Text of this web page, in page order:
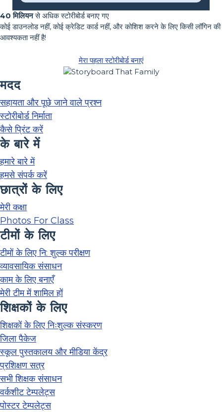
40 मिलियनसे अधिक स्टोरीबोर्ड बनाए गए
कोई डाउनलोड नहीं, कोई क्रेडिट कार्ड नहीं, और कोशिश करने के लिए किसी लॉगिन की
आवश्यकता नहीं है!
मेरा पहला स्टोरीबोर्ड बनाएं
मदद
सहायता और पूछे जाने वाले प्रश्न
स्टोरीबोर्ड निर्माता
कैसे प्रिंट करें
के बारे में
हमारे बारे में
हमसे संपर्क करें
छात्रों के लिए
मेरी कक्षा
Photos For Class
टीमों के लिए
टीमों के लिए नि: शुल्क परीक्षण
व्यावसायिक संसाधन
काम के लिए बनाएँ
मेरी टीम में शामिल हों
शिक्षकों के लिए
शिक्षकों के लिए निःशुल्क संस्करण
जिला पैकेज
स्कूल पुस्तकालय और मीडिया केंद्र
प्रशिक्षण सत्र
सभी शिक्षक संसाधन
वर्कशीट टेम्पलेट्स
पोस्टर टेम्पलेट्स